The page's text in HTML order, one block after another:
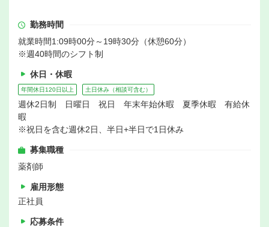
勤務時間
就業時間1:09時00分～19時30分（休憩60分）
※週40時間のシフト制
休日・休暇
年間休日120日以上 土日休み（相談可含む）
週休2日制 日曜日 祝日 年末年始休暇 夏季休暇 有給休
暇
※祝日を含む週休2日、半日+半日で1日休み
募集職種
薬剤師
雇用形態
正社員
応募条件